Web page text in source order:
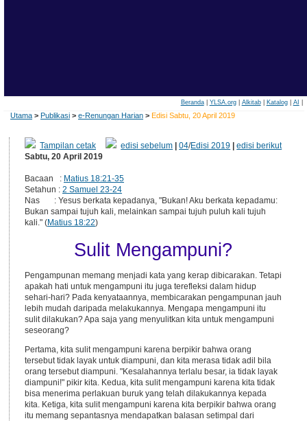
Beranda| YLSA.org| Alkitab| Katalog| AI
Utama > Publikasi > e-Renungan Harian > Edisi Sabtu, 20 April 2019
Tampilan cetak edisi sebelum |04/Edisi 2019 |edisi berikut
Sabtu, 20 April 2019
Bacaan : Matius 18:21-35
Setahun : 2 Samuel 23-24
Nas : Yesus berkata kepadanya, "Bukan! Aku berkata kepadamu:
Bukan sampai tujuh kali, melainkan sampai tujuh puluh kali tujuh
kali." (Matius 18:22)
Sulit Mengampuni?
Pengampunan memang menjadi kata yang kerap dibicarakan. Tetapi
apakah hati untuk mengampuni itu juga terefleksi dalam hidup
sehari-hari? Pada kenyataannya, membicarakan pengampunan jauh
lebih mudah daripada melakukannya. Mengapa mengampuni itu
sulit dilakukan? Apa saja yang menyulitkan kita untuk mengampuni
seseorang?
Pertama, kita sulit mengampuni karena berpikir bahwa orang
tersebut tidak layak untuk diampuni, dan kita merasa tidak adil bila
orang tersebut diampuni. "Kesalahannya terlalu besar, ia tidak layak
diampuni!" pikir kita. Kedua, kita sulit mengampuni karena kita tidak
bisa menerima perlakuan buruk yang telah dilakukannya kepada
kita. Ketiga, kita sulit mengampuni karena kita berpikir bahwa orang
itu memang sepantasnya mendapatkan balasan setimpal dari